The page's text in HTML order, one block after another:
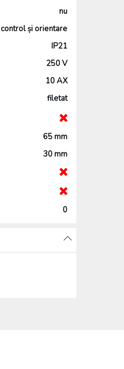
nu
control și orientare
IP21
250 V
10 AX
filetat
65 mm
30 mm
0